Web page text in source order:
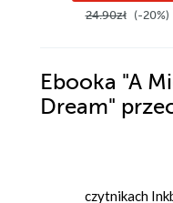
24.90zł (-20%)
Ebooka "A
Dream"
czytnikach